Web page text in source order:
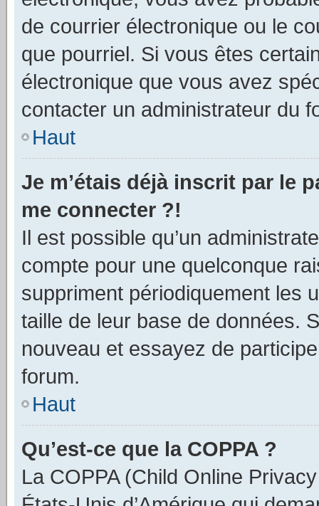
de courrier électronique ou le
que pourriel. Si vous êtes
électronique que vous avez
contacter un administrateur du
Haut
Je m’étais déjà inscrit par le
me connecter ?!
Il est possible qu’un
compte pour une quelconque
suppriment périodiquement les
taille de leur base de données.
nouveau et essayez de
forum.
Haut
Qu’est-ce que la COPPA ?
La COPPA (Child Online